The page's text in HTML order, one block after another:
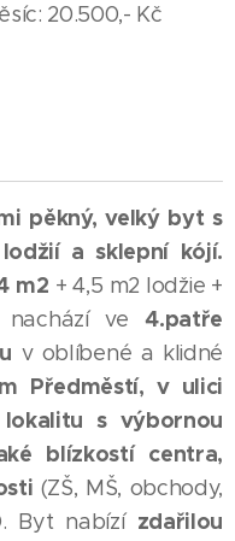
20.500,- Kč
pěkný, velký byt s
a sklepní kójí.
m2 + 4,5 m2 lodžie +
nachází ve4.patře
v oblíbené a klidné
Předměstí, v ulici
s výbornou
blízkostí centra,
(ZŠ, MŠ, obchody,
Byt nabízí zdařilou